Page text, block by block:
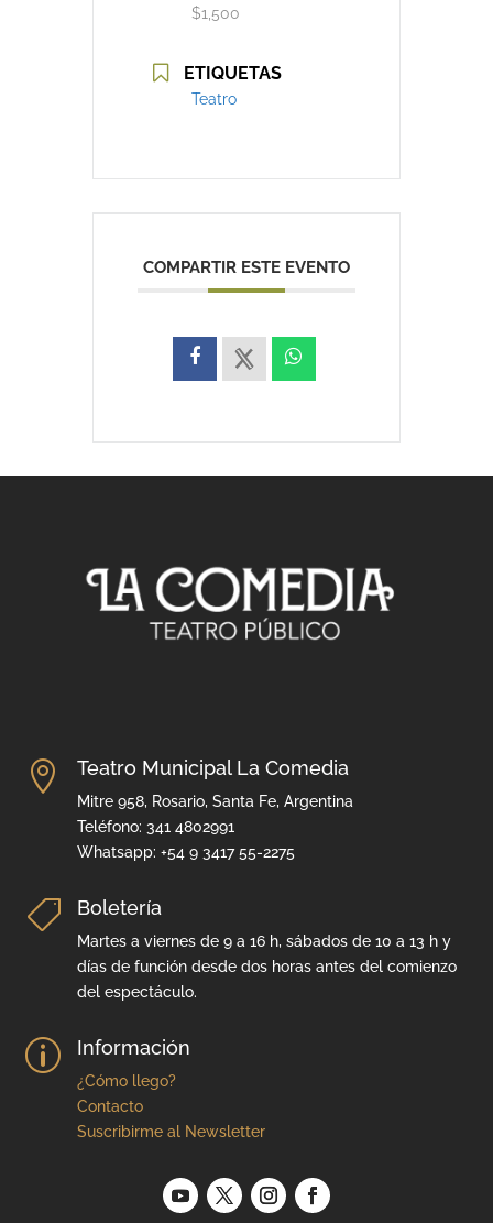
$1,500
ETIQUETAS
Teatro
COMPARTIR ESTE EVENTO
 Teatro Municipal La Comedia
Mitre 958, Rosario, Santa Fe, Argentina
Teléfono: 341 4802991
Whatsapp: +54 9 3417 55-2275
 Boletería
Martes a viernes de 9 a 16 h, sábados de 10 a 13 h y
días de función desde dos horas antes del comienzo
del espectáculo.
p Información
¿Cómo llego?
Contacto
Suscribirme al Newsletter